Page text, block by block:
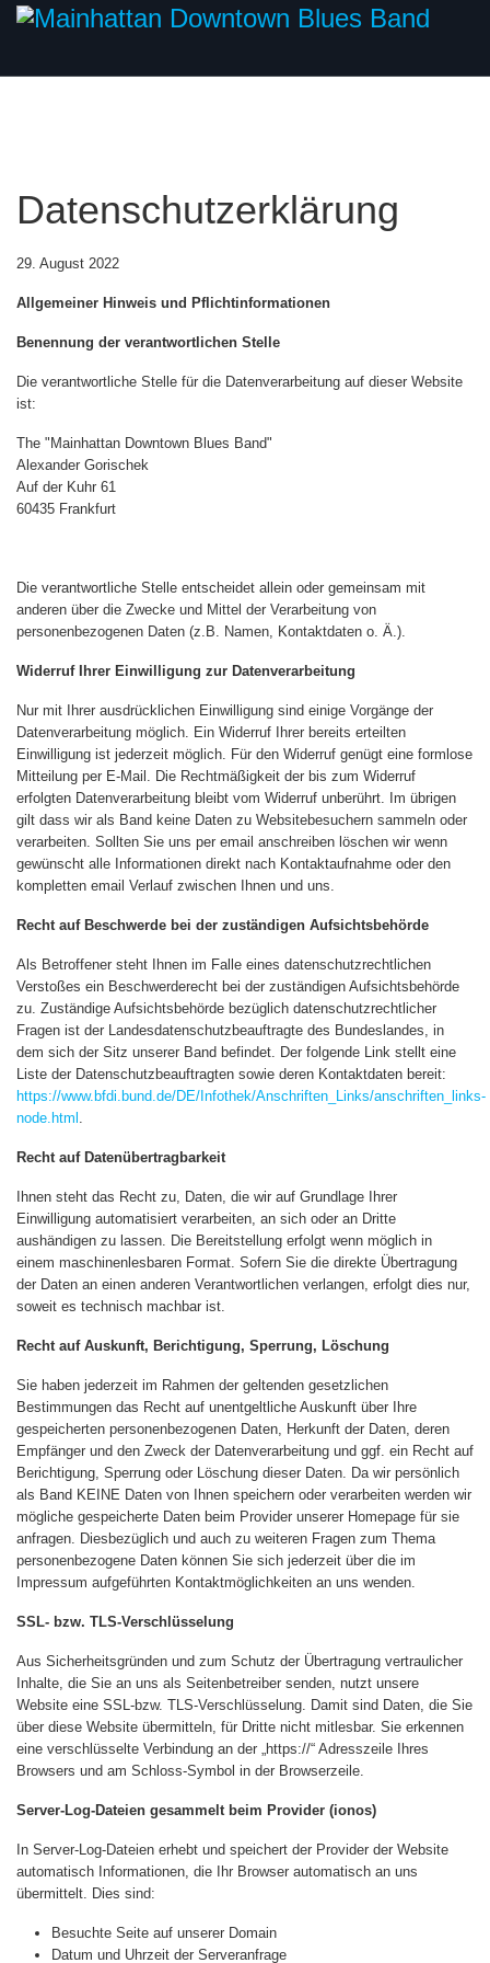
Datenschutzerklärung
29. August 2022
Allgemeiner Hinweis und Pflichtinformationen
Benennung der verantwortlichen Stelle
Die verantwortliche Stelle für die Datenverarbeitung auf dieser Website
ist:
The "Mainhattan Downtown Blues Band"
Alexander Gorischek
Auf der Kuhr 61
60435 Frankfurt
Die verantwortliche Stelle entscheidet allein oder gemeinsam mit
anderen über die Zwecke und Mittel der Verarbeitung von
personenbezogenen Daten (z.B. Namen, Kontaktdaten o. Ä.).
Widerruf Ihrer Einwilligung zur Datenverarbeitung
Nur mit Ihrer ausdrücklichen Einwilligung sind einige Vorgänge der
Datenverarbeitung möglich. Ein Widerruf Ihrer bereits erteilten
Einwilligung ist jederzeit möglich. Für den Widerruf genügt eine formlose
Mitteilung per E-Mail. Die Rechtmäßigkeit der bis zum Widerruf
erfolgten Datenverarbeitung bleibt vom Widerruf unberührt. Im übrigen
gilt dass wir als Band keine Daten zu Websitebesuchern sammeln oder
verarbeiten. Sollten Sie uns per email anschreiben löschen wir wenn
gewünscht alle Informationen direkt nach Kontaktaufnahme oder den
kompletten email Verlauf zwischen Ihnen und uns.
Recht auf Beschwerde bei der zuständigen Aufsichtsbehörde
Als Betroffener steht Ihnen im Falle eines datenschutzrechtlichen
Verstoßes ein Beschwerderecht bei der zuständigen Aufsichtsbehörde
zu. Zuständige Aufsichtsbehörde bezüglich datenschutzrechtlicher
Fragen ist der Landesdatenschutzbeauftragte des Bundeslandes, in
dem sich der Sitz unserer Band befindet. Der folgende Link stellt eine
Liste der Datenschutzbeauftragten sowie deren Kontaktdaten bereit:
https://www.bfdi.bund.de/DE/Infothek/Anschriften_Links/anschriften_links-
node.html .
Recht auf Datenübertragbarkeit
Ihnen steht das Recht zu, Daten, die wir auf Grundlage Ihrer
Einwilligung automatisiert verarbeiten, an sich oder an Dritte
aushändigen zu lassen. Die Bereitstellung erfolgt wenn möglich in
einem maschinenlesbaren Format. Sofern Sie die direkte Übertragung
der Daten an einen anderen Verantwortlichen verlangen, erfolgt dies nur,
soweit es technisch machbar ist.
Recht auf Auskunft, Berichtigung, Sperrung, Löschung
Sie haben jederzeit im Rahmen der geltenden gesetzlichen
Bestimmungen das Recht auf unentgeltliche Auskunft über Ihre
gespeicherten personenbezogenen Daten, Herkunft der Daten, deren
Empfänger und den Zweck der Datenverarbeitung und ggf. ein Recht auf
Berichtigung, Sperrung oder Löschung dieser Daten. Da wir persönlich
als Band KEINE Daten von Ihnen speichern oder verarbeiten werden wir
mögliche gespeicherte Daten beim Provider unserer Homepage für sie
anfragen. Diesbezüglich und auch zu weiteren Fragen zum Thema
personenbezogene Daten können Sie sich jederzeit über die im
Impressum aufgeführten Kontaktmöglichkeiten an uns wenden.
SSL- bzw. TLS-Verschlüsselung
Aus Sicherheitsgründen und zum Schutz der Übertragung vertraulicher
Inhalte, die Sie an uns als Seitenbetreiber senden, nutzt unsere
Website eine SSL-bzw. TLS-Verschlüsselung. Damit sind Daten, die Sie
über diese Website übermitteln, für Dritte nicht mitlesbar. Sie erkennen
eine verschlüsselte Verbindung an der „https://“ Adresszeile Ihres
Browsers und am Schloss-Symbol in der Browserzeile.
Server-Log-Dateien gesammelt beim Provider (ionos)
In Server-Log-Dateien erhebt und speichert der Provider der Website
automatisch Informationen, die Ihr Browser automatisch an uns
übermittelt. Dies sind:
Besuchte Seite auf unserer Domain
Datum und Uhrzeit der Serveranfrage